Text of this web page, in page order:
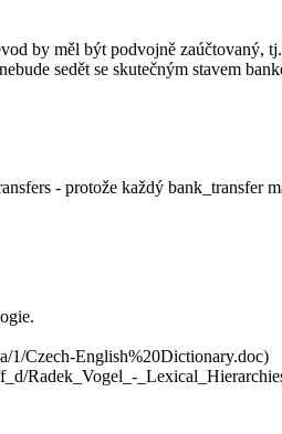
by měl být podvojně zaúčtovaný,
sedět se skutečným stavem
- protože každý bank_transfer